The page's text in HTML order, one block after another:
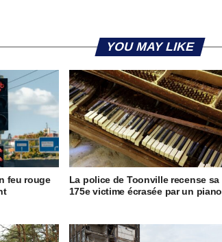
YOU MAY LIKE
feu rouge
La police de Toonville recense sa
175e victime écrasée par un piano